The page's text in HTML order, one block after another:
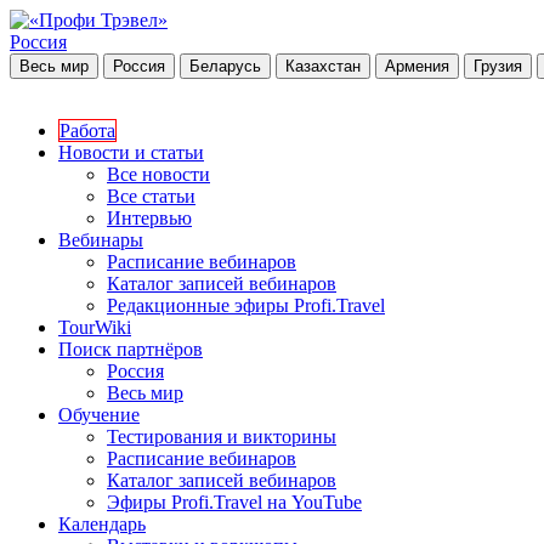
Россия
Весь мир Россия Беларусь Казахстан Армения Грузия
Работа
Новости и статьи
Все новости
Все статьи
Интервью
Вебинары
Расписание вебинаров
Каталог записей вебинаров
Редакционные эфиры Profi.Travel
TourWiki
Поиск партнёров
Россия
Весь мир
Обучение
Тестирования и викторины
Расписание вебинаров
Каталог записей вебинаров
Эфиры Profi.Travel на YouTube
Календарь